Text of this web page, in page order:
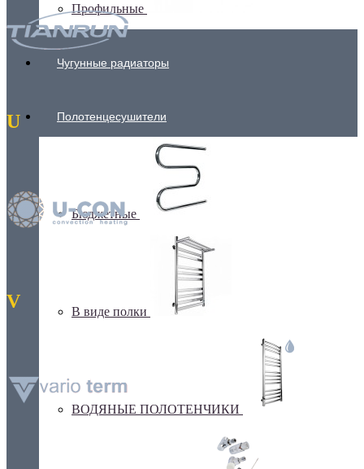
Профильные
Чугунные радиаторы
Полотенцесушители
Бюджетные
В виде полки
ВОДЯНЫЕ ПОЛОТЕНЧИКИ
U
V